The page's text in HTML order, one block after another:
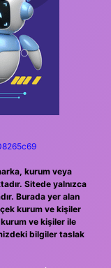
kurum veya
Sitede yalnızca
Burada yer alan
kurum ve kişiler
kurum ve kişiler ile
bilgiler taslak